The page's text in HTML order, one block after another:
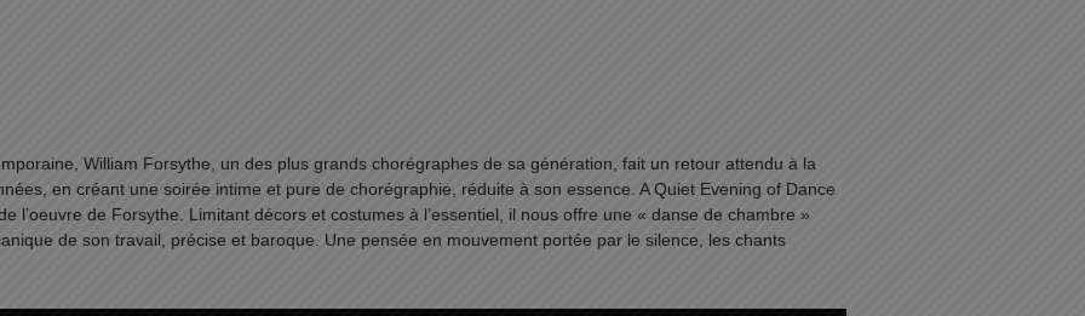
William Forsythe, un des plus grands chorégraphes de sa génération, fait un retour attendu à la
en créant une soirée intime et pure de chorégraphie, réduite à son essence. A Quiet Evening of Dance
l’oeuvre de Forsythe. Limitant décors et costumes à l’essentiel, il nous offre une « danse de chambre »
de son travail, précise et baroque. Une pensée en mouvement portée par le silence, les chants